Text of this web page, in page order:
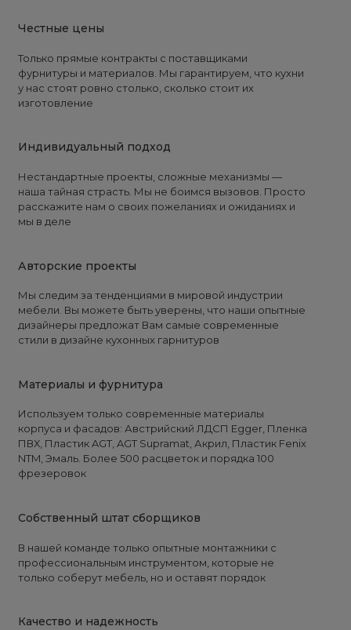
Честные цены
Только прямые контракты с поставщиками
фурнитуры и материалов. Мы гарантируем, что кухни
у нас стоят ровно столько, сколько стоит их
изготовление
Индивидуальный подход
Нестандартные проекты, сложные механизмы —
наша тайная страсть. Мы не боимся вызовов. Просто
расскажите нам о своих пожеланиях и ожиданиях и
мы в деле
Авторские проекты
Мы следим за тенденциями в мировой индустрии
мебели. Вы можете быть уверены, что наши опытные
дизайнеры предложат Вам самые современные
стили в дизайне кухонных гарнитуров
Материалы и фурнитура
Используем только современные материалы
корпуса и фасадов: Австрийский ЛДСП Egger, Пленка
ПВХ, Пластик AGT, AGT Supramat, Акрил, Пластик Fenix
NTM, Эмаль. Более 500 расцветок и порядка 100
фрезеровок
Собственный штат сборщиков
В нашей команде только опытные монтажники с
профессиональным инструментом, которые не
только соберут мебель, но и оставят порядок
Качество и надежность